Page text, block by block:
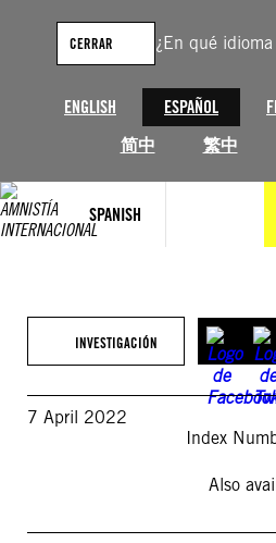
¿En qué
ENGLISH ESPAÑOL
简中
繁中
CERRAR
SPANISH
contenido
INVESTIGACIÓN
7 April 2022
Index
Also